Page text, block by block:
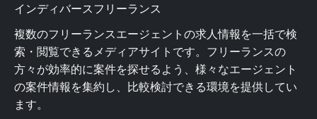
インディバースフリーランス
複数のフリーランスエージェントの求人情報を一括で検
索・閲覧できるメディアサイトです。フリーランスの
方々が効率的に案件を探せるよう、様々なエージェント
の案件情報を集約し、比較検討できる環境を提供してい
ます。